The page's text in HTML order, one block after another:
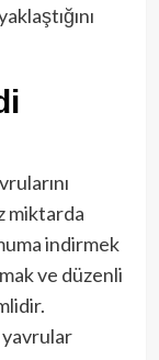
miktarda
indirmek
ve düzenli
yavrular